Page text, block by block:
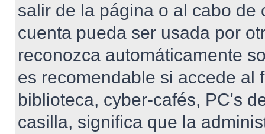
salir de la página o al cabo de
cuenta pueda ser usada por
reconozca automáticamente
es recomendable si accede al
biblioteca, cyber-cafés, PC's
casilla, significa que la